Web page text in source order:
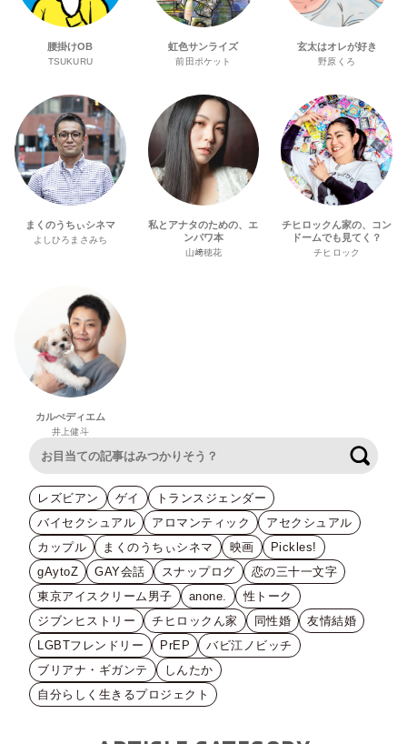
腰掛けOB
TSUKURU
虹色サンライズ
前田ポケット
玄太はオレが好き
野原くろ
まくのうちぃシネマ
よしひろまさみち
私とアナタのための、エ
ンパワ本
山﨑穂花
チヒロックん家の、コン
ドームでも見てく？
チヒロック
カルぺディエム
井上健斗
レズビアン ゲイ
トランスジェンダー
バイセクシュアル
アロマンティック
アセクシュアル
カップル
まくのうちぃシネマ 映画
Pickles!
gAytoZ
GAY会話 スナップログ
恋の三十一文字
東京アイスクリーム男子
anone.
性トーク
ジブンヒストリー
チヒロックん家 同性婚
友情結婚
LGBTフレンドリー
PrEP
バビ江ノビッチ
ブリアナ・ギガンテ
しんたか
自分らしく生きるプロジェクト